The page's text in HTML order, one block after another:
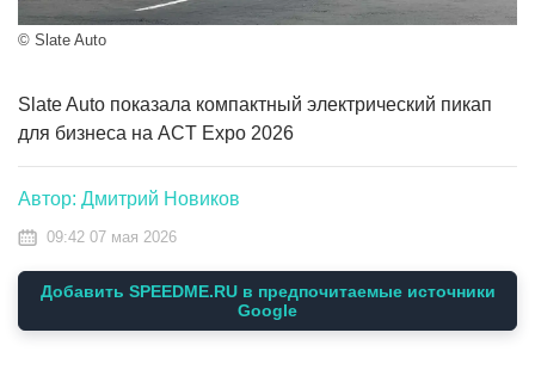
© Slate Auto
Slate Auto показала компактный электрический пикап
для бизнеса на ACT Expo 2026
Автор: Дмитрий Новиков
09:42 07 мая 2026
Добавить SPEEDME.RU в предпочитаемые источники
Google